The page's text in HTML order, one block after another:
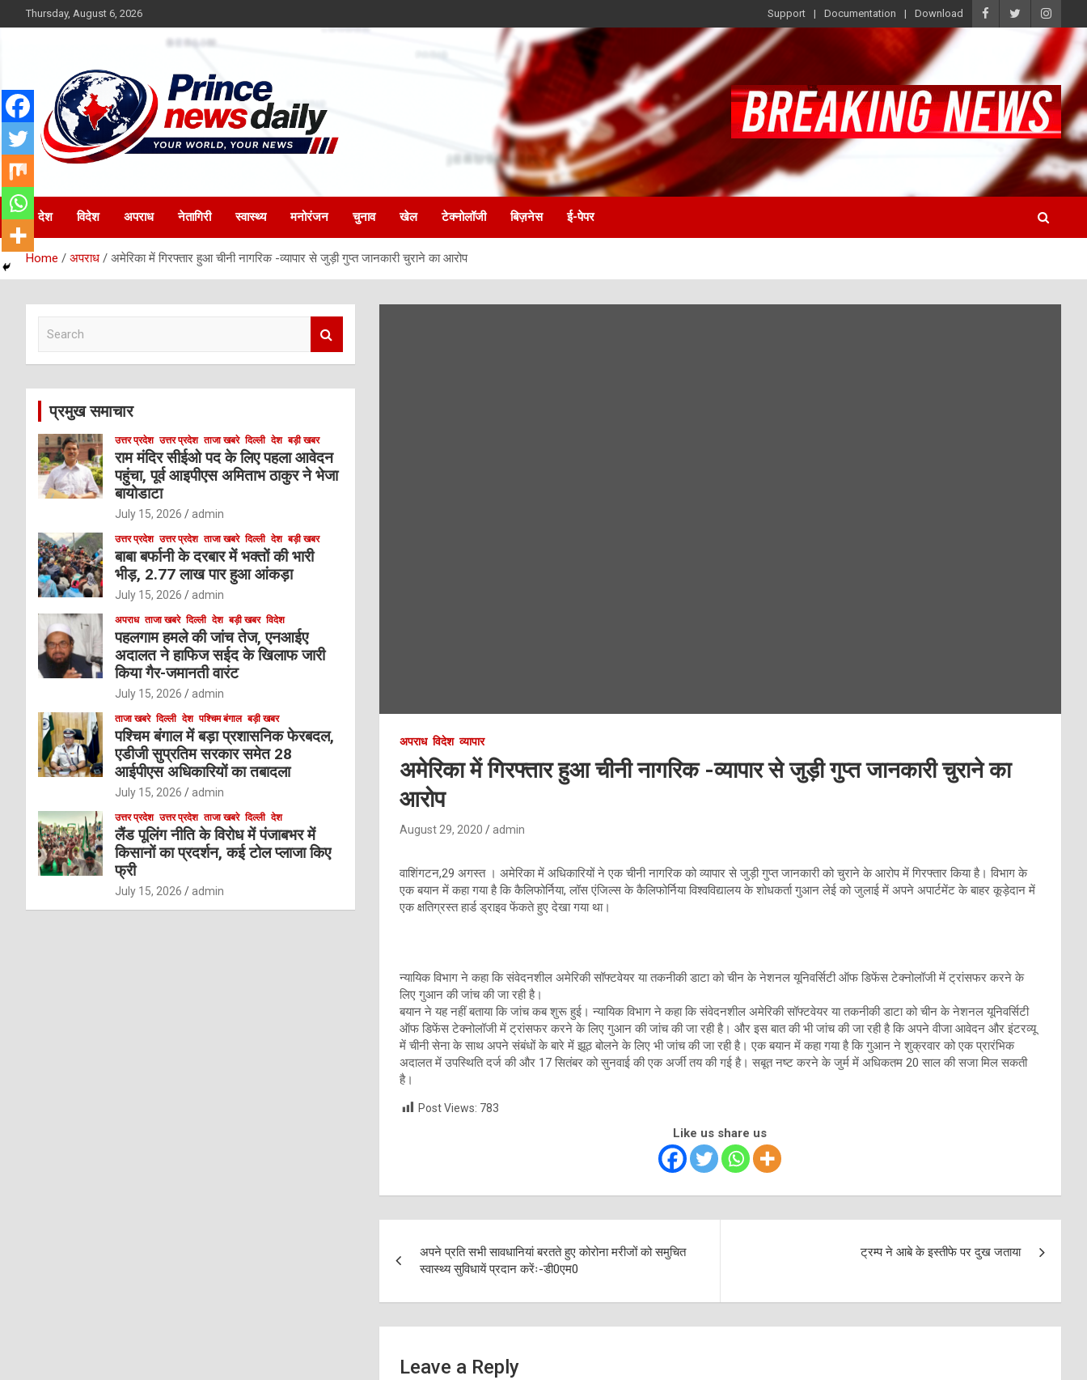
to
Thursday, August 6, 2026 Support Documentation Download
Princenews Daily
देश विदेश अपराध नेतागिरी स्वास्थ्य मनोरंजन चुनाव खेल टेक्नोलॉजी बिज़नेस ई-पेपर
Home अपराध अमेरिका में गिरफ्तार हुआ चीनी नागरिक -व्यापार से जुड़ी गुप्त जानकारी चुराने का आरोप
अपराध विदेश व्यापार
अमेरिका में गिरफ्तार हुआ चीनी नागरिक -व्यापार से जुड़ी गुप्त जानकारी चुराने का
आरोप
August 29, 2020 admin
वाशिंगटन,29 अगस्त । अमेरिका में अधिकारियों ने एक चीनी नागरिक को व्यापार से जुड़ी गुप्त जानकारी को चुराने के आरोप में गिरफ्तार किया है। विभाग के
एक बयान में कहा गया है कि कैलिफोर्निया, लॉस एंजिल्स के कैलिफोर्निया विश्वविद्यालय के शोधकर्ता गुआन लेई को जुलाई में अपने अपार्टमेंट के बाहर कूड़ेदान में
एक क्षतिग्रस्त हार्ड ड्राइव फेंकते हुए देखा गया था।
न्यायिक विभाग ने कहा कि संवेदनशील अमेरिकी सॉफ्टवेयर या तकनीकी डाटा को चीन के नेशनल यूनिवर्सिटी ऑफ डिफेंस टेक्नोलॉजी में ट्रांसफर करने के
लिए गुआन की जांच की जा रही है।
बयान ने यह नहीं बताया कि जांच कब शुरू हुई। न्यायिक विभाग ने कहा कि संवेदनशील अमेरिकी सॉफ्टवेयर या तकनीकी डाटा को चीन के नेशनल यूनिवर्सिटी
ऑफ डिफेंस टेक्नोलॉजी में ट्रांसफर करने के लिए गुआन की जांच की जा रही है। और इस बात की भी जांच की जा रही है कि अपने वीजा आवेदन और इंटरव्यू
में चीनी सेना के साथ अपने संबंधों के बारे में झूठ बोलने के लिए भी जांच की जा रही है। एक बयान में कहा गया है कि गुआन ने शुक्रवार को एक प्रारंभिक
अदालत में उपस्थिति दर्ज की और 17 सितंबर को सुनवाई की एक अर्जी तय की गई है। सबूत नष्ट करने के जुर्म में अधिकतम 20 साल की सजा मिल सकती
है।
Post Views: 783
Like us share us
navigation
अपने प्रति सभी सावधानियां बरतते हुए कोरोना मरीजों को समुचित
स्वास्थ्य सुविधायें प्रदान करेंः-डी0एम0
ट्रम्प ने आबे के इस्तीफे पर दुख जताया
Leave a Reply
c
प्रमुख समाचार
उत्तर प्रदेश उत्तर प्रदेश ताजा खबरे दिल्ली देश बड़ी खबर
राम मंदिर सीईओ पद के लिए पहला आवेदन
पहुंचा, पूर्व आइपीएस अमिताभ ठाकुर ने भेजा
बायोडाटा
July 15, 2026 admin
उत्तर प्रदेश उत्तर प्रदेश ताजा खबरे दिल्ली देश बड़ी खबर
बाबा बर्फानी के दरबार में भक्तों की भारी
भीड़, 2.77 लाख पार हुआ आंकड़ा
July 15, 2026 admin
अपराध ताजा खबरे दिल्ली देश बड़ी खबर विदेश
पहलगाम हमले की जांच तेज, एनआईए
अदालत ने हाफिज सईद के खिलाफ जारी
किया गैर-जमानती वारंट
July 15, 2026 admin
ताजा खबरे दिल्ली देश पश्चिम बंगाल बड़ी खबर
पश्चिम बंगाल में बड़ा प्रशासनिक फेरबदल,
एडीजी सुप्रतिम सरकार समेत 28
आईपीएस अधिकारियों का तबादला
July 15, 2026 admin
उत्तर प्रदेश उत्तर प्रदेश ताजा खबरे दिल्ली देश
लैंड पूलिंग नीति के विरोध में पंजाबभर में
किसानों का प्रदर्शन, कई टोल प्लाजा किए
फ्री
July 15, 2026 admin